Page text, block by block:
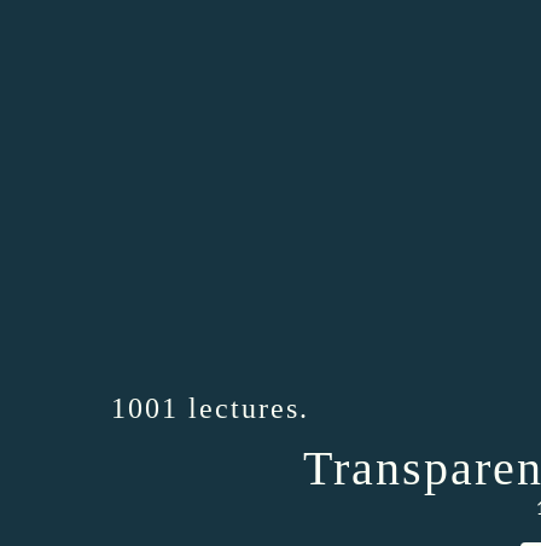
1001 lectures.